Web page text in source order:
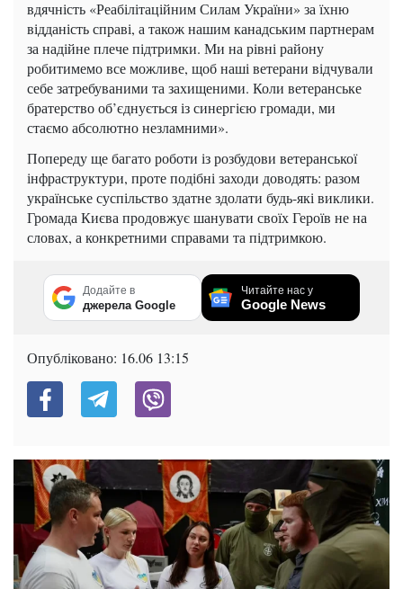
вдячність «Реабілітаційним Силам України» за їхню
відданість справі, а також нашим канадським партнерам
за надійне плече підтримки. Ми на рівні району
робитимемо все можливе, щоб наші ветерани відчували
себе затребуваними та захищеними. Коли ветеранське
братерство об’єднується із синергією громади, ми
стаємо абсолютно незламними».
Попереду ще багато роботи із розбудови ветеранської
інфраструктури, проте подібні заходи доводять: разом
українське суспільство здатне здолати будь-які виклики.
Громада Києва продовжує шанувати своїх Героїв не на
словах, а конкретними справами та підтримкою.
Додайте в
джерела Google
Читайте нас у
Google News
Опубліковано: 16.06 13:15